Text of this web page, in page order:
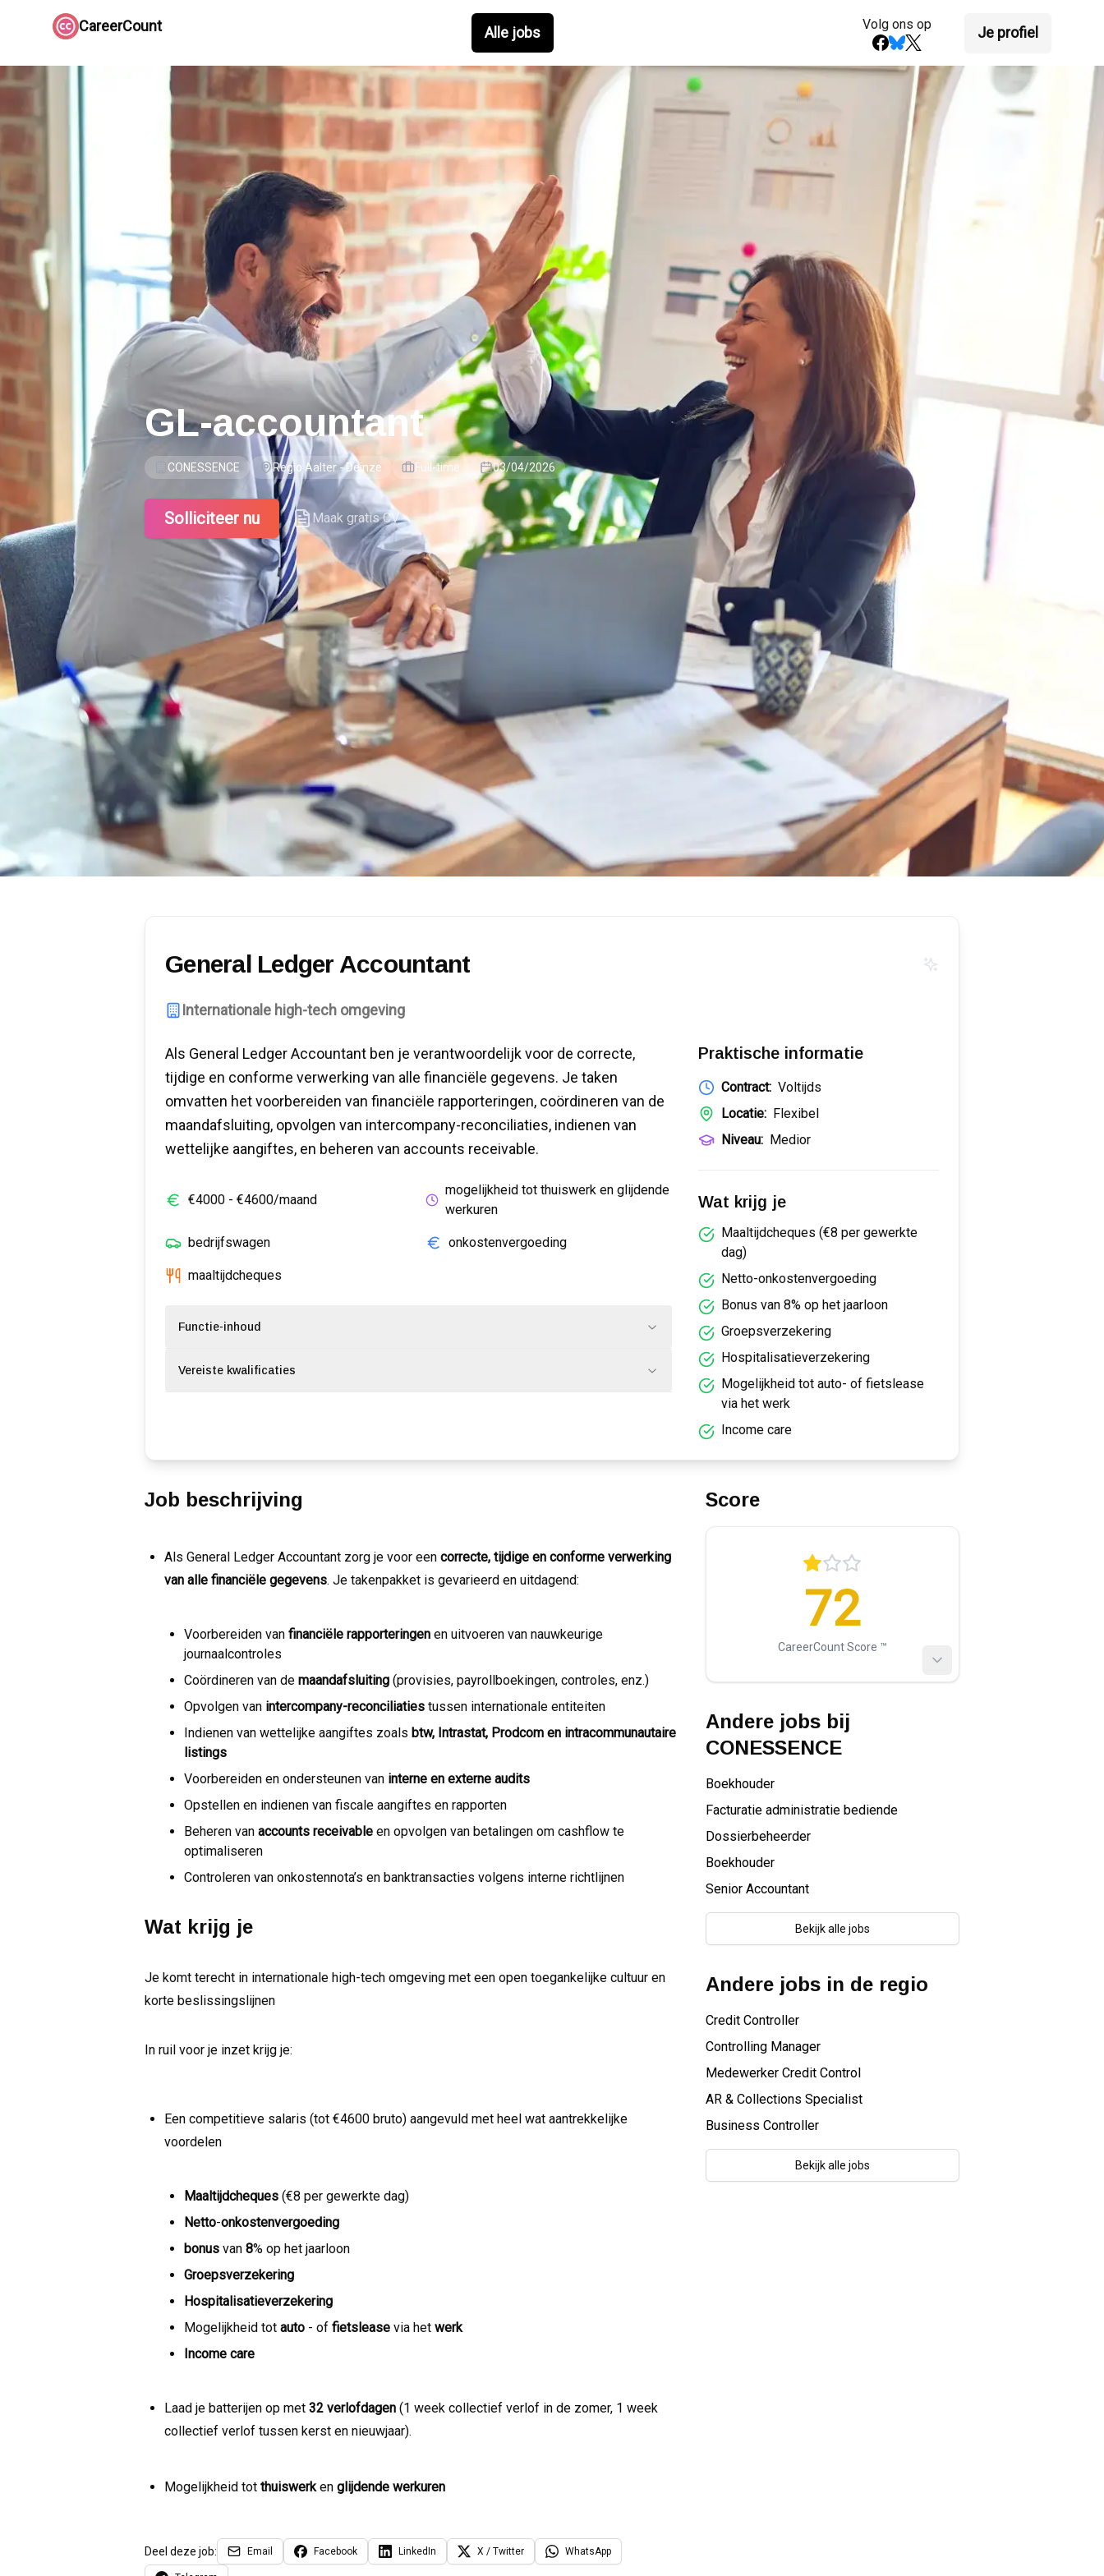
CareerCount Alle jobs Volg ons op Je profiel
GL-accountant
CONESSENCE Regio Aalter - Deinze Full-time 03/04/2026
Solliciteer nu Maak gratis CV
General Ledger Accountant
Internationale high-tech omgeving
Als General Ledger Accountant ben je verantwoordelijk voor de correcte,
tijdige en conforme verwerking van alle financiële gegevens. Je taken
omvatten het voorbereiden van financiële rapporteringen, coördineren van de
maandafsluiting, opvolgen van intercompany-reconciliaties, indienen van
wettelijke aangiftes, en beheren van accounts receivable.
€4000 - €4600/maand
mogelijkheid tot thuiswerk en glijdende
werkuren
bedrijfswagen onkostenvergoeding
maaltijdcheques
Functie-inhoud
Vereiste kwalificaties
Praktische informatie
Contract: Voltijds
Locatie: Flexibel
Niveau: Medior
Wat krijg je
Maaltijdcheques (€8 per gewerkte
dag)
Netto-onkostenvergoeding
Bonus van 8% op het jaarloon
Groepsverzekering
Hospitalisatieverzekering
Mogelijkheid tot auto- of fietslease
via het werk
Income care
Job beschrijving
Als General Ledger Accountant zorg je voor een correcte, tijdige en conforme verwerking
van alle financiële gegevens. Je takenpakket is gevarieerd en uitdagend:
Voorbereiden van financiële rapporteringen en uitvoeren van nauwkeurige
journaalcontroles
Coördineren van de maandafsluiting (provisies, payrollboekingen, controles, enz.)
Opvolgen van intercompany-reconciliaties tussen internationale entiteiten
Indienen van wettelijke aangiftes zoals btw, Intrastat, Prodcom en intracommunautaire
listings
Voorbereiden en ondersteunen van interne en externe audits
Opstellen en indienen van fiscale aangiftes en rapporten
Beheren van accounts receivable en opvolgen van betalingen om cashflow te
optimaliseren
Controleren van onkostennota’s en banktransacties volgens interne richtlijnen
Wat krijg je
Je komt terecht in internationale high-tech omgeving met een open toegankelijke cultuur en
korte beslissingslijnen
In ruil voor je inzet krijg je:
Een competitieve salaris (tot €4600 bruto) aangevuld met heel wat aantrekkelijke
voordelen
Maaltijdcheques (€8 per gewerkte dag)
Netto-onkostenvergoeding
bonus van 8% op het jaarloon
Groepsverzekering
Hospitalisatieverzekering
Mogelijkheid tot auto - of fietslease via het werk
Income care
Laad je batterijen op met 32 verlofdagen (1 week collectief verlof in de zomer, 1 week
collectief verlof tussen kerst en nieuwjaar).
Mogelijkheid tot thuiswerk en glijdende werkuren
Deel deze job: Email Facebook LinkedIn X / Twitter WhatsApp
Score
72
CareerCount Score ™️
Andere jobs bij
CONESSENCE
Boekhouder
Facturatie administratie bediende
Dossierbeheerder
Boekhouder
Senior Accountant
Bekijk alle jobs
Andere jobs in de regio
Credit Controller
Controlling Manager
Medewerker Credit Control
AR & Collections Specialist
Business Controller
Bekijk alle jobs